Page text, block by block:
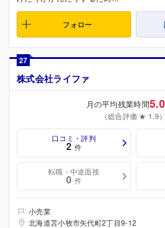
フォロー
27
株式会社ライファ
月の平均残業時間5.0
（総合評価 ★ 1.9）
口コミ・評判
2 件
転職・中途面接
0 件
小売業
北海道苫小牧市矢代町2丁目9-12